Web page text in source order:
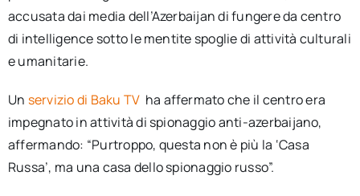
accusata dai media dell’Azerbaijan di fungere da centro
di intelligence sotto le mentite spoglie di attività culturali
e umanitarie.
Un servizio di Baku TV ha affermato che il centro era
impegnato in attività di spionaggio anti-azerbaijano,
affermando: “Purtroppo, questa non è più la ‘Casa
Russa’, ma una casa dello spionaggio russo”.